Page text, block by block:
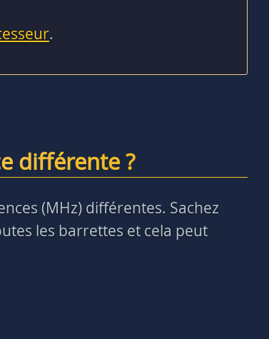
.
différente ?
(MHz) différentes. Sachez
les barrettes et cela peut